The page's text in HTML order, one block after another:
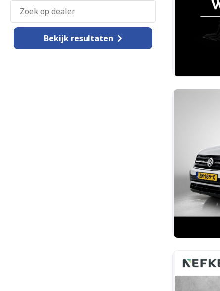
Bekijk resultaten